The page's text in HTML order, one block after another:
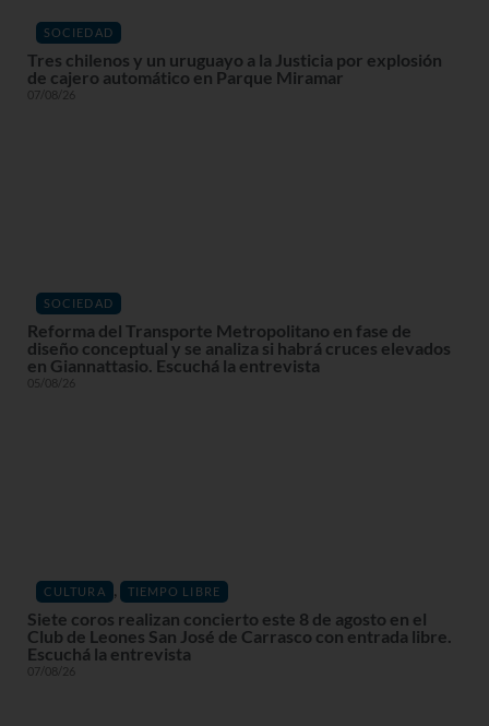
SOCIEDAD
Tres chilenos y un uruguayo a la Justicia por explosión
de cajero automático en Parque Miramar
07/08/26
SOCIEDAD
Reforma del Transporte Metropolitano en fase de
diseño conceptual y se analiza si habrá cruces elevados
en Giannattasio. Escuchá la entrevista
05/08/26
CULTURA , TIEMPO LIBRE
Siete coros realizan concierto este 8 de agosto en el
Club de Leones San José de Carrasco con entrada libre.
Escuchá la entrevista
07/08/26